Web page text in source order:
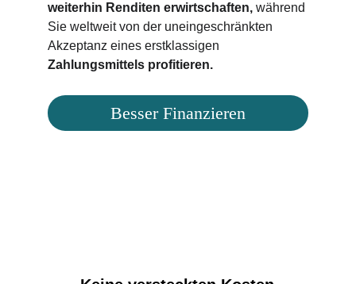
weiterhin Renditen erwirtschaften, während
Sie weltweit von der uneingeschränkten
Akzeptanz eines erstklassigen
Zahlungsmittels profitieren.
Besser Finanzieren